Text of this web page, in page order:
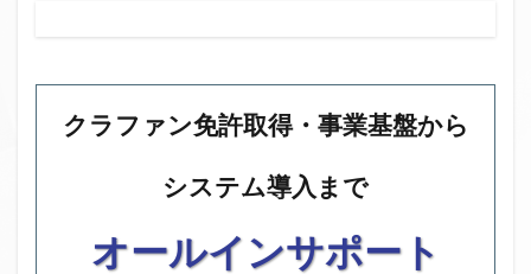
クラファン免許取得・事業基盤から
システム導入まで
オールインサポート